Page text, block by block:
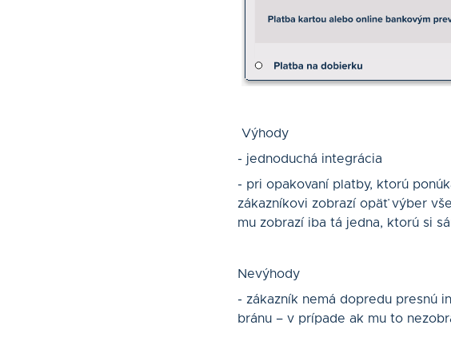
Výhody
- jednoduchá integrácia
- pri opakovaní platby, ktorú
zákazníkovi zobrazí opäť výber
mu zobrazí iba tá jedna, ktorú si
Nevýhody
- zákazník nemá dopredu presnú
bránu – v prípade ak mu to